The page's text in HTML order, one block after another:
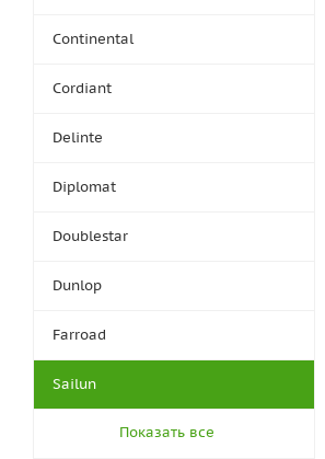
Continental
Cordiant
Delinte
Diplomat
Doublestar
Dunlop
Farroad
Sailun
Показать все